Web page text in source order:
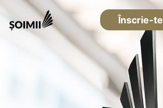
Înscrie-te